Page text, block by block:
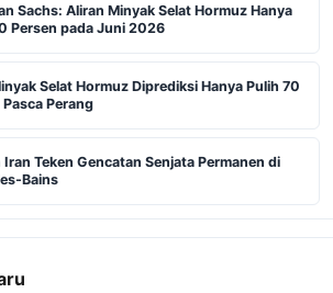
Sachs: Aliran Minyak Selat Hormuz Hanya
Persen pada Juni 2026
Selat Hormuz Diprediksi Hanya Pulih 70
Perang
Iran Teken Gencatan Senjata Permanen di
Bains